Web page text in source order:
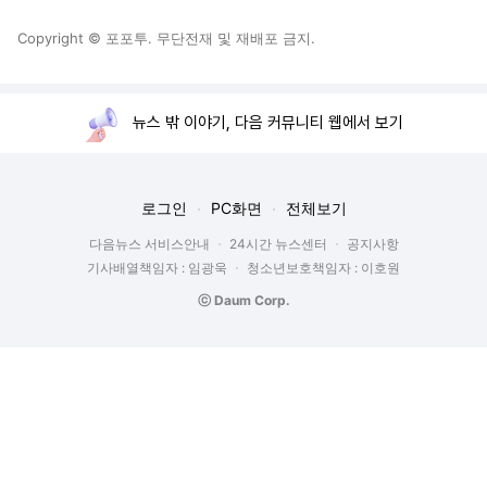
기사배열책임자 : 임광욱
청소년보호책임자 : 이호원
ⓒ Daum Corp.